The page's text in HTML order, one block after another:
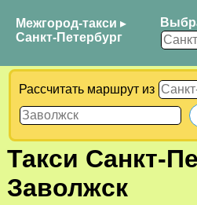
Межгород-такси ▸
Санкт-Петербург
Рассчитать маршрут из
Такси Санкт-
Заволжск